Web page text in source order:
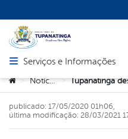
Abrir menu principal de
Serviços e Informações
Você está aqui:
> Notícias >
publicado: 17/05/2020 01h06,
última modificação: 28/03/2021